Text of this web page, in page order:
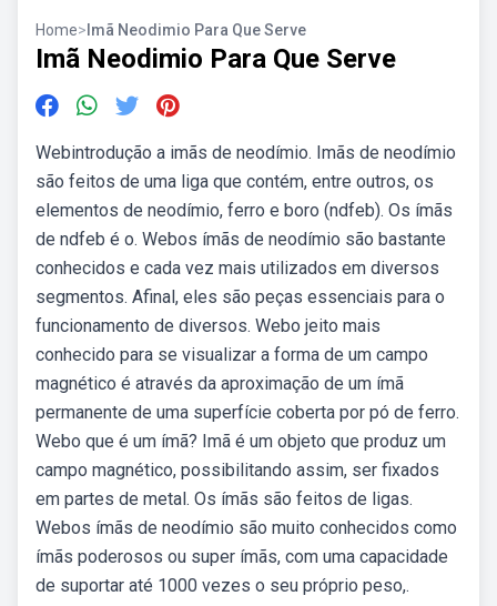
Home> Imã Neodimio Para Que Serve
Imã Neodimio Para Que Serve
Webintrodução a imãs de neodímio. Imãs de neodímio
são feitos de uma liga que contém, entre outros, os
elementos de neodímio, ferro e boro (ndfeb). Os ímãs
de ndfeb é o. Webos ímãs de neodímio são bastante
conhecidos e cada vez mais utilizados em diversos
segmentos. Afinal, eles são peças essenciais para o
funcionamento de diversos. Webo jeito mais
conhecido para se visualizar a forma de um campo
magnético é através da aproximação de um ímã
permanente de uma superfície coberta por pó de ferro.
Webo que é um ímã? Imã é um objeto que produz um
campo magnético, possibilitando assim, ser fixados
em partes de metal. Os ímãs são feitos de ligas.
Webos ímãs de neodímio são muito conhecidos como
ímãs poderosos ou super ímãs, com uma capacidade
de suportar até 1000 vezes o seu próprio peso,.